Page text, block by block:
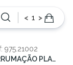
< >
975.21002
CAIXA ARRUMAÇÃO PLASTICO 12x32x14cm